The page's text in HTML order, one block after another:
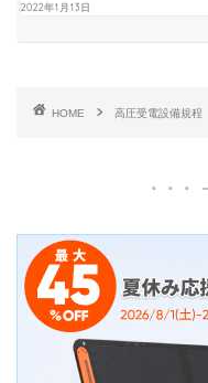
2022年1月13日
HOME 高圧受電設備規程